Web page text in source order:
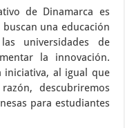
de Dinamarca es
una educación
universidades de
la innovación.
iniciativa, al igual que
descubriremos
para estudiantes